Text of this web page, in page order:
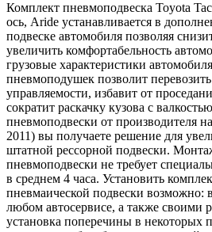
Комплект пневмоподвеска Toyota
ось, Aride устанавливается в
подвеске автомобиля позволяя
увеличить комфортабельность
грузовые характеристики
пневмоподушек позволит
управляемости, избавит от
сократит раскачку кузова с
пневмоподвески от производителя
2011) вы получаете решение для
штатной рессорной подвески.
пневмоподвески не требует
в среднем 4 часа. Установить
пневмаической подвески возможно:
любом автосервисе, а также своими
установка поперечины в некоторых